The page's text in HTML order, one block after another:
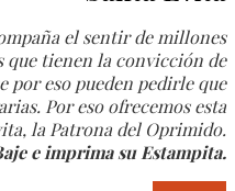
el sentir de millones
que tienen la convicción de
por eso pueden pedirle que
Por eso ofrecemos esta
la Patrona del Oprimido.
e imprima su Estampita.